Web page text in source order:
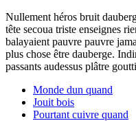
Nullement héros bruit
tête secoua triste enseignes
balayaient pauvre pauvre
plus chose être dauberge.
passants audessus plâtre
Monde dun quand
Jouit bois
Pourtant cuivre quand